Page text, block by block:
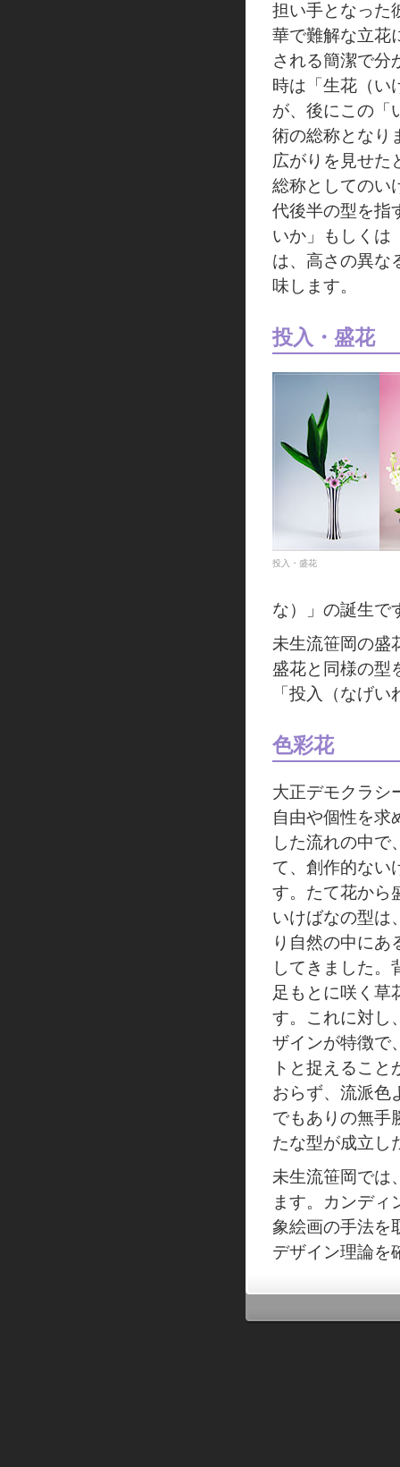
担い手となった
華で難解な立花
される簡潔で分
時は「生花（い
が、後にこの「
術の総称となり
広がりを見せた
総称としてのい
代後半の型を指
いか」もしくは
は、高さの異な
味します。
投入・盛花
投入・盛花
な）」の誕生で
未生流笹岡の盛
盛花と同様の型
「投入（なげ
色彩花
大正デモクラシ
自由や個性を求
した流れの中で
て、創作的ない
す。たて花から
いけばなの型は
り自然の中にあ
してきました。
足もとに咲く草
す。これに対し
ザインが特徴で
トと捉えるこ
おらず、流派
でもありの無手
たな型が成立し
未生流笹岡では
ます。カンディ
象絵画の手法を
デザイン理論を